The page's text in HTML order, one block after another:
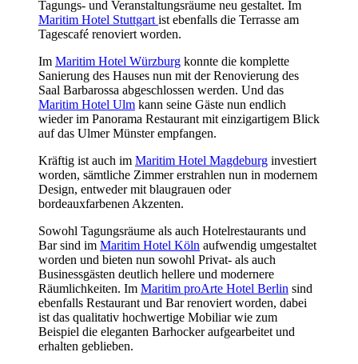
Tagungs- und Veranstaltungsräume neu gestaltet. Im
Maritim Hotel Stuttgartist ebenfalls die Terrasse am
Tagescafé renoviert worden.
Im Maritim Hotel Würzburg konnte die komplette
Sanierung des Hauses nun mit der Renovierung des
Saal Barbarossa abgeschlossen werden. Und das
Maritim Hotel Ulm kann seine Gäste nun endlich
wieder im Panorama Restaurant mit einzigartigem Blick
auf das Ulmer Münster empfangen.
Kräftig ist auch im Maritim Hotel Magdeburg investiert
worden, sämtliche Zimmer erstrahlen nun in modernem
Design, entweder mit blaugrauen oder
bordeauxfarbenen Akzenten.
Sowohl Tagungsräume als auch Hotelrestaurants und
Bar sind im Maritim Hotel Köln aufwendig umgestaltet
worden und bieten nun sowohl Privat- als auch
Businessgästen deutlich hellere und modernere
Räumlichkeiten. Im Maritim proArte Hotel Berlin sind
ebenfalls Restaurant und Bar renoviert worden, dabei
ist das qualitativ hochwertige Mobiliar wie zum
Beispiel die eleganten Barhocker aufgearbeitet und
erhalten geblieben.